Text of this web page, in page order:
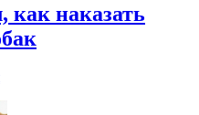
наказать